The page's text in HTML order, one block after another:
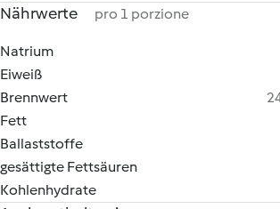
Nährwerte pro 1 porzione
Natrium
Eiweiß
Brennwert
Fett
Ballaststoffe
gesättigte Fettsäuren
Kohlenhydrate